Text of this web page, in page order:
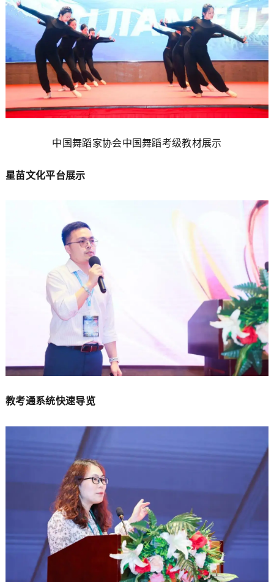
中国舞蹈家协会中国舞蹈考级教材展示
星苗文化平台展示
教考通系统快速导览